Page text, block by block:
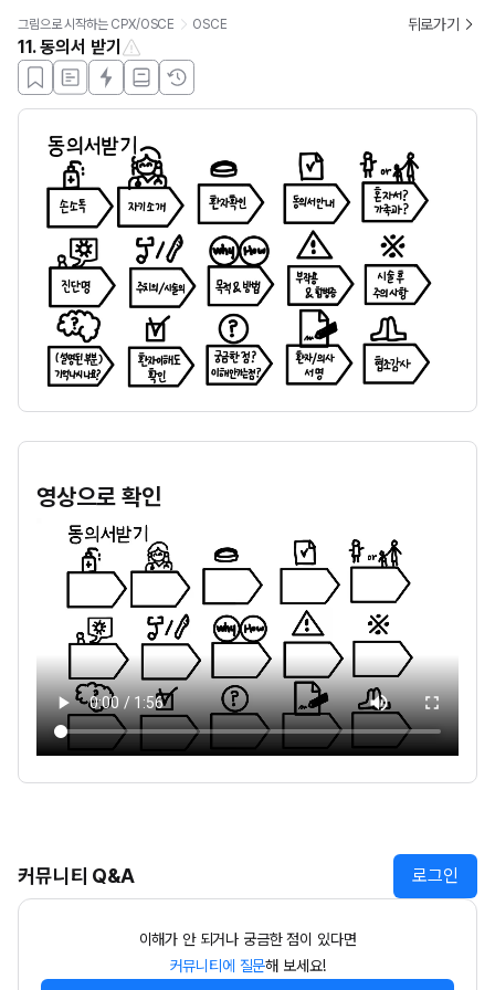
그림으로 시작하는 CPX/OSCE OSCE 뒤로가기
11. 동의서 받기
영상으로 확인
커뮤니티 Q&A 로그인
이해가 안 되거나 궁금한 점이 있다면
커뮤니티에 질문해 보세요!